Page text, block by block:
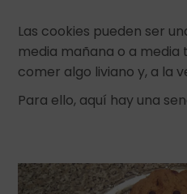
Las cookies pueden ser
media mañana o a media
comer algo liviano y, a la
Para ello, aquí hay una